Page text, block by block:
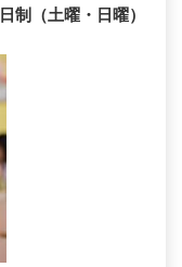
（土曜・日曜）